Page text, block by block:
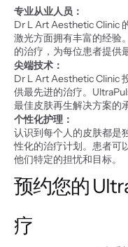
专业从业人员：
Dr L Art Aesthetic Clinic
激光方面拥有丰富的经验
的治疗，为每位患者提供
尖端技术：
Dr L Art Aesthetic Clinic
供最先进的治疗。
最佳皮肤再生解决方案的
个性化护理：
认识到每个人的皮肤都是
性化的治疗计划。患者可
他们特定的担忧和目标。
预约您的
疗